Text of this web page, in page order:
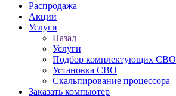
Распродажа
Акции
Услуги
Назад
Услуги
Подбор комплектующих СВО
Установка СВО
Скальпирование процессора
Заказать компьютер